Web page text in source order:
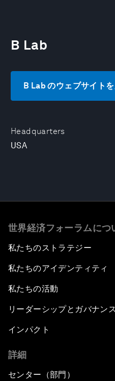
Headquarters
USA
B Lab
B Lab のウェブサイト
世界経済フォーラムにつ
私たちのストラテジー
私たちのアイデンティティ
私たちの活動
リーダーシップとガバナンス
インパクト
詳細
センター（部門）